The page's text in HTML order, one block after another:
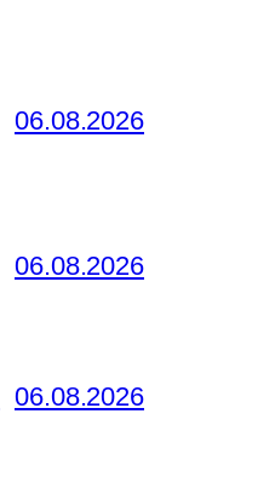
06.08.2026
06.08.2026
06.08.2026